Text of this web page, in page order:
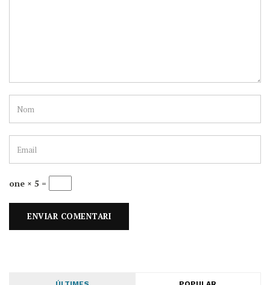
one × 5 =